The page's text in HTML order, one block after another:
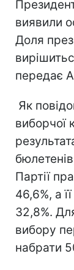
виявили
Доля
передає
Як
виборчої
Партії
46,6%, а
32,8%.
вибору
набрати